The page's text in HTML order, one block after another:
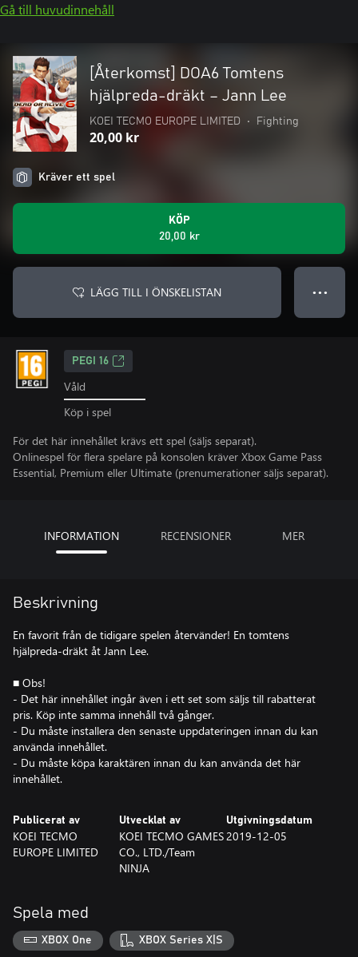
Gå till huvudinnehåll
[Återkomst] DOA6 Tomtens
hjälpreda-dräkt – Jann Lee
KOEI TECMO EUROPE LIMITED • Fighting
20,00 kr
Kräver ett spel
KÖP
20,00 kr
LÄGG TILL I ÖNSKELISTAN ● ● ●
PEGI 16
Våld
Köp i spel
För det här innehållet krävs ett spel (säljs separat).
Onlinespel för flera spelare på konsolen kräver Xbox Game Pass
Essential, Premium eller Ultimate (prenumerationer säljs separat).
INFORMATION RECENSIONER MER
Beskrivning
En favorit från de tidigare spelen återvänder! En tomtens
hjälpreda-dräkt åt Jann Lee.
■ Obs!
- Det här innehållet ingår även i ett set som säljs till rabatterat
pris. Köp inte samma innehåll två gånger.
- Du måste installera den senaste uppdateringen innan du kan
använda innehållet.
- Du måste köpa karaktären innan du kan använda det här
innehållet.
Publicerat av
KOEI TECMO
EUROPE LIMITED
Utvecklat av
KOEI TECMO GAMES
CO., LTD./Team
NINJA
Utgivningsdatum
2019-12-05
Spela med
XBOX One XBOX Series X|S